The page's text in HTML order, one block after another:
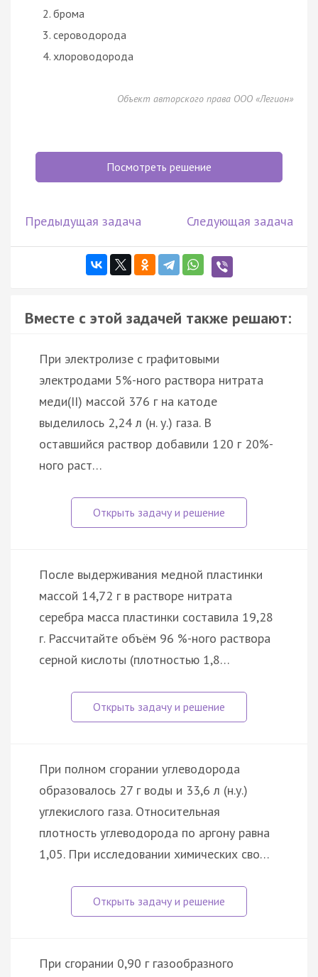
брома
сероводорода
хлороводорода
Объект авторского права ООО «Легион»
Посмотреть решение
Предыдущая задача Следующая задача
Вместе с этой задачей также решают:
При электролизе с графитовыми
электродами 5%-ного раствора нитрата
меди(II) массой 376 г на катоде
выделилось 2,24 л (н. у.) газа. В
оставшийся раствор добавили 120 г 20%-
ного раст…
После выдерживания медной пластинки
массой 14,72 г в растворе нитрата
серебра масса пластинки составила 19,28
г. Рассчитайте объём 96 %-ного раствора
серной кислоты (плотностью 1,8…
При полном сгорании углеводорода
образовалось 27 г воды и 33,6 л (н.у.)
углекислого газа. Относительная
плотность углеводорода по аргону равна
1,05. При исследовании химических сво…
При сгорании 0,90 г газообразного